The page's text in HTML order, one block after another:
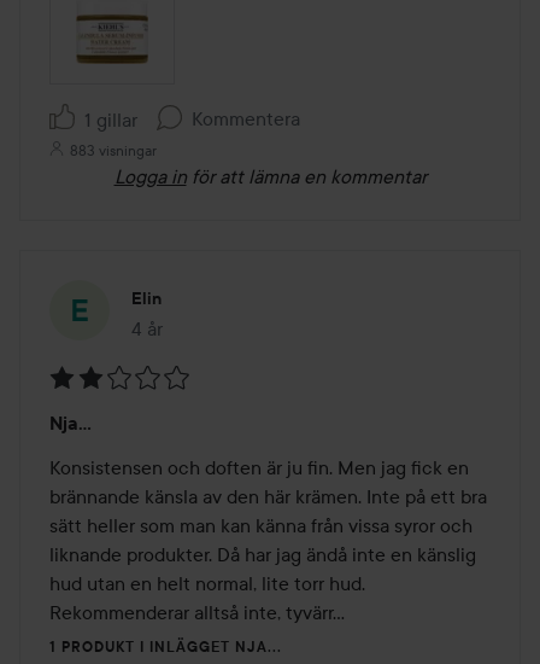
1 gillar Kommentera
883 visningar
Logga in för att lämna en kommentar
Elin
4 år
Inlägget skapades 4 år
2
av
5
Nja...
Konsistensen och doften är ju fin. Men jag fick en
brännande känsla av den här krämen. Inte på ett bra
sätt heller som man kan känna från vissa syror och
liknande produkter. Då har jag ändå inte en känslig
hud utan en helt normal, lite torr hud.
Rekommenderar alltså inte, tyvärr...
1 PRODUKT I INLÄGGET NJA...